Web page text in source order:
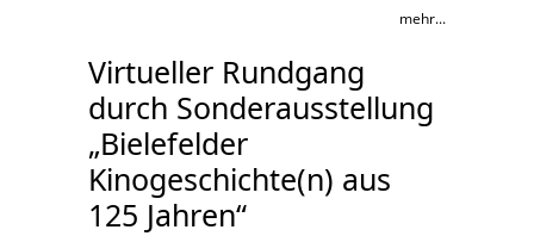
mehr...
Virtueller Rundgang
durch Sonderausstellung
„Bielefelder
Kinogeschichte(n) aus
125 Jahren“